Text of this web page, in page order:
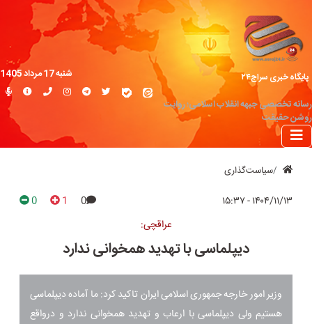
پایگاه خبری سراج۲۴
رسانه تخصصی جبهه انقلاب اسلامی؛ روایت
روشن حقیقت
شنبه 17 مرداد 1405
سیاست‌گذاری
۱۴۰۴/۱۱/۱۳ - ۱۵:۳۷ 0
1
0
عراقچی:
دیپلماسی با تهدید همخوانی ندارد
وزیر امور خارجه جمهوری اسلامی ایران تاکید کرد: ما آماده دیپلماسی
هستیم ولی دیپلماسی با ارعاب و تهدید همخوانی ندارد و درواقع